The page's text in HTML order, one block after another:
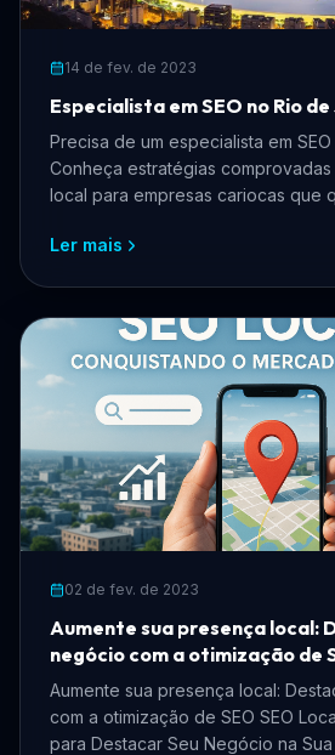
14 de fev. de 2023
Especialista em SEO no Rio
Precisa de um especialista em
Conheça estratégias
local para empresas cariocas que
anúncios.
Ler mais
02 de fev. de 2023
Aumente sua presença local:
negócio com a otimização de
Aumente sua presença local:
com a otimização de SEO SEO
para Destacar Seu Negócio na